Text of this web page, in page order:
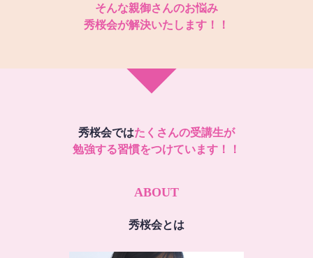
そんな親御さんのお悩み
秀桜会が解決いたします！！
秀桜会ではたくさんの受講生が
勉強する習慣をつけています！！
ABOUT
秀桜会とは